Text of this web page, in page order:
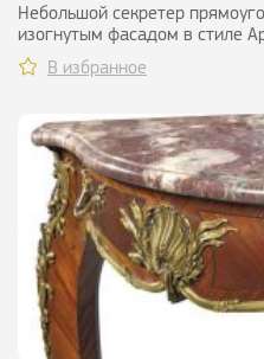
Небольшой секретер
изогнутым фасадом в стиле
В избранное